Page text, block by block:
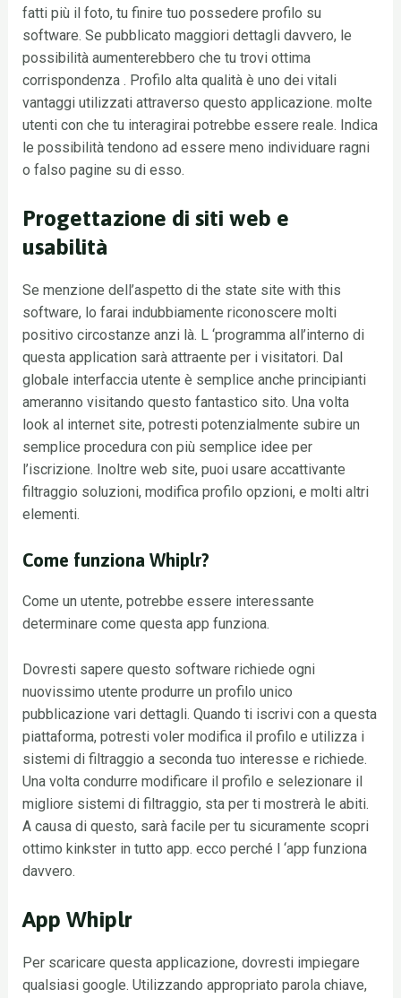
fatti più il foto, tu finire tuo possedere profilo su
software. Se pubblicato maggiori dettagli davvero, le
possibilità aumenterebbero che tu trovi ottima
corrispondenza . Profilo alta qualità è uno dei vitali
vantaggi utilizzati attraverso questo applicazione. molte
utenti con che tu interagirai potrebbe essere reale. Indica
le possibilità tendono ad essere meno individuare ragni
o falso pagine su di esso.
Progettazione di siti web e
usabilità
Se menzione dell’aspetto di the state site with this
software, lo farai indubbiamente riconoscere molti
positivo circostanze anzi là. L ‘programma all’interno di
questa application sarà attraente per i visitatori. Dal
globale interfaccia utente è semplice anche principianti
ameranno visitando questo fantastico sito. Una volta
look al internet site, potresti potenzialmente subire un
semplice procedura con più semplice idee per
l’iscrizione. Inoltre web site, puoi usare accattivante
filtraggio soluzioni, modifica profilo opzioni, e molti altri
elementi.
Come funziona Whiplr?
Come un utente, potrebbe essere interessante
determinare come questa app funziona.
Dovresti sapere questo software richiede ogni
nuovissimo utente produrre un profilo unico
pubblicazione vari dettagli. Quando ti iscrivi con a questa
piattaforma, potresti voler modifica il profilo e utilizza i
sistemi di filtraggio a seconda tuo interesse e richiede.
Una volta condurre modificare il profilo e selezionare il
migliore sistemi di filtraggio, sta per ti mostrerà le abiti.
A causa di questo, sarà facile per tu sicuramente scopri
ottimo kinkster in tutto app. ecco perché l ‘app funziona
davvero.
App Whiplr
Per scaricare questa applicazione, dovresti impiegare
qualsiasi google. Utilizzando appropriato parola chiave,